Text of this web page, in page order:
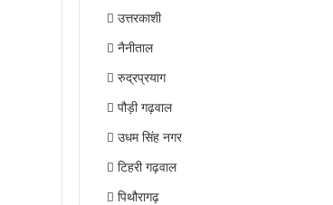
उत्तरकाशी
नैनीताल
रुद्रप्रयाग
पौड़ी गढ़वाल
उधम सिंह नगर
टिहरी गढ़वाल
पिथौरागढ़